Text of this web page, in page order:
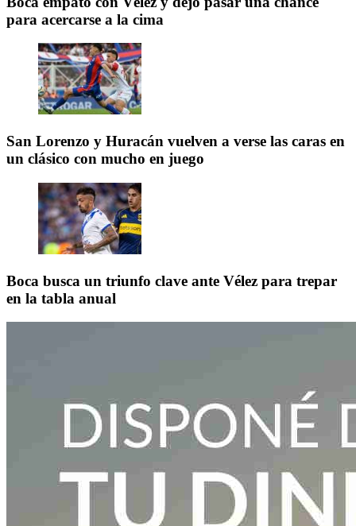
para acercarse a la cima
San Lorenzo y Huracán vuelven a verse las caras en
un clásico con mucho en juego
Boca busca un triunfo clave ante Vélez para trepar
en la tabla anual